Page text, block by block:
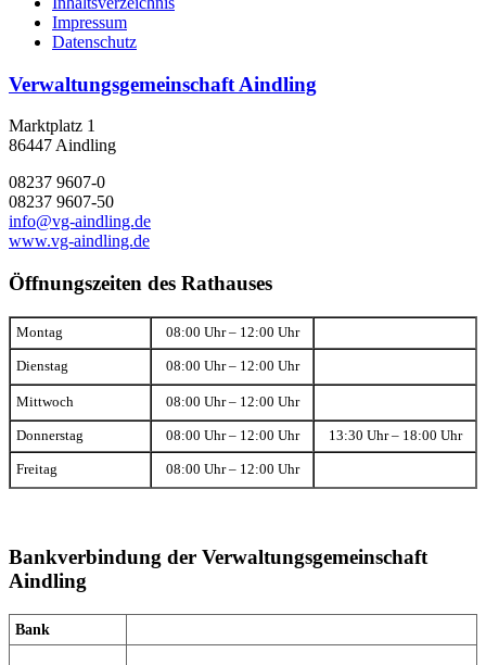
Impressum
Datenschutz
Verwaltungsgemeinschaft Aindling
Marktplatz 1
86447 Aindling
08237 9607-0
08237 9607-50
info@vg-aindling.de
www.vg-aindling.de
Öffnungszeiten des Rathauses
Montag 08:00 Uhr – 12:00 Uhr
Dienstag 08:00 Uhr – 12:00 Uhr
Mittwoch 08:00 Uhr – 12:00 Uhr
Donnerstag 08:00 Uhr – 12:00 Uhr 13:30 Uhr – 18:00 Uhr
Freitag 08:00 Uhr – 12:00 Uhr
Bankverbindung der Verwaltungsgemeinschaft
Aindling
Bank